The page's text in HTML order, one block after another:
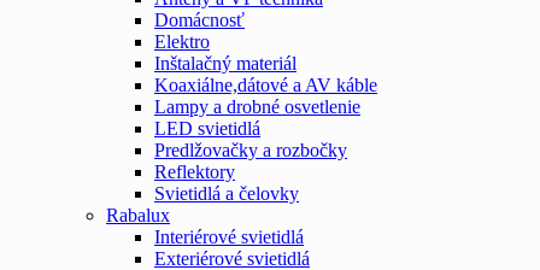
Domácnosť
Elektro
Inštalačný materiál
Koaxiálne,dátové a AV káble
Lampy a drobné osvetlenie
LED svietidlá
Predlžovačky a rozbočky
Reflektory
Svietidlá a čelovky
Rabalux
Interiérové svietidlá
Exteriérové svietidlá